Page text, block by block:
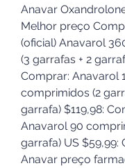
Anavar
Melhor preço
(oficial) Anavarol
(3 garrafas + 2
Comprar: Anavarol
comprimidos (2
garrafa) $119,98:
Anavarol 90
garrafa) US $59,99:
Anavar preço